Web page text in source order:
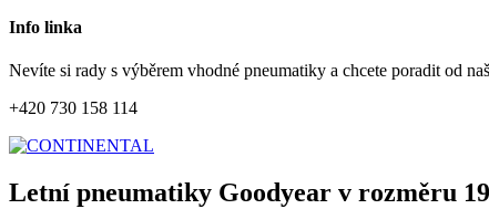
Info linka
Nevíte si rady s výběrem vhodné pneumatiky a chcete poradit od
+420 730 158 114
Letní pneumatiky Goodyear v rozměru